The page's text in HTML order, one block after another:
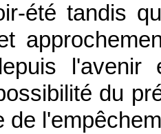
été tandis
du
de